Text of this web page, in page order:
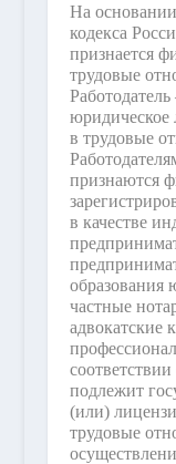
На
кодекса
признается
трудовые
юридическое
в трудовые
признаются
в качестве
образования
частные
адвокатские
подлежит
(или)
трудовые